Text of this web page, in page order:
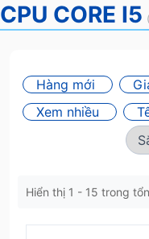
CPU CORE I5
Hàng mới
Xem nhiều
Hiển thị 1 - 15 trong